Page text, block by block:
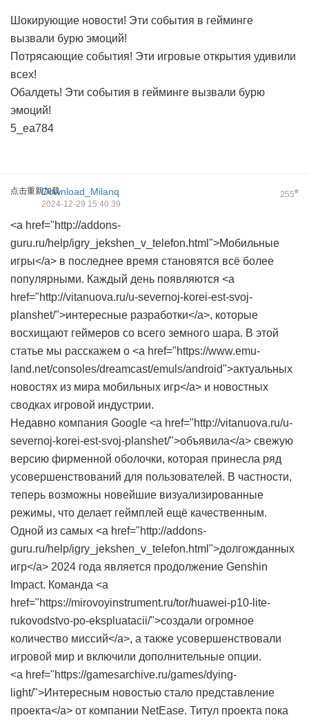
Шокирующие новости! Эти события в гейминге
вызвали бурю эмоций!
Потрясающие события! Эти игровые открытия удивили
всех!
Обалдеть! Эти события в гейминге вызвали бурю
эмоций!
5_ea784
点击重新加载 255#
Download_Milanq
2024-12-29 15:40:39
<a href="http://addons-
guru.ru/help/igry_jekshen_v_telefon.html">Мобильные
игры</a> в последнее время становятся всё более
популярными. Каждый день появляются <a
href="http://vitanuova.ru/u-severnoj-korei-est-svoj-
planshet/">интересные разработки</a>, которые
восхищают геймеров со всего земного шара. В этой
статье мы расскажем о <a href="https://www.emu-
land.net/consoles/dreamcast/emuls/android">актуальных
новостях из мира мобильных игр</a> и новостных
сводках игровой индустрии.
Недавно компания Google <a href="http://vitanuova.ru/u-
severnoj-korei-est-svoj-planshet/">объявила</a> свежую
версию фирменной оболочки, которая принесла ряд
усовершенствований для пользователей. В частности,
теперь возможны новейшие визуализированные
режимы, что делает геймплей ещё качественным.
Одной из самых <a href="http://addons-
guru.ru/help/igry_jekshen_v_telefon.html">долгожданных
игр</a> 2024 года является продолжение Genshin
Impact. Команда <a
href="https://mirovoyinstrument.ru/tor/huawei-p10-lite-
rukovodstvo-po-ekspluatacii/">создали огромное
количество миссий</a>, а также усовершенствовали
игровой мир и включили дополнительные опции.
<a href="https://gamesarchive.ru/games/dying-
light/">Интересным новостью стало представление
проекта</a> от компании NetEase. Титул проекта пока